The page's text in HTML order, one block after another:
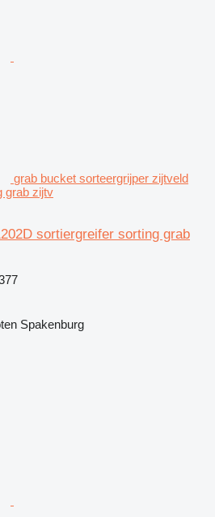
grab bucket sorteergrijper zijtveld
grab zijtv
sortiergreifer sorting grab
Spakenburg